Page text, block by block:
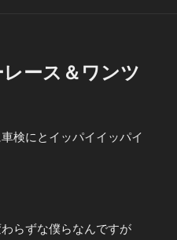
ース＆ワンツ
検にとイッパイイッパイ
らずな僕らなんですが